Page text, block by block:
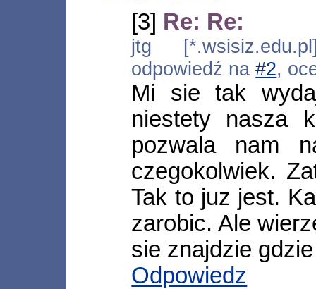
[3] Re: Re:
jtg
odpowiedź na#2,
Mi sie tak
niestety nasza
pozwala nam
czegokolwiek.
Tak to juz jest.
zarobic. Ale
sie znajdzie
Odpowiedz